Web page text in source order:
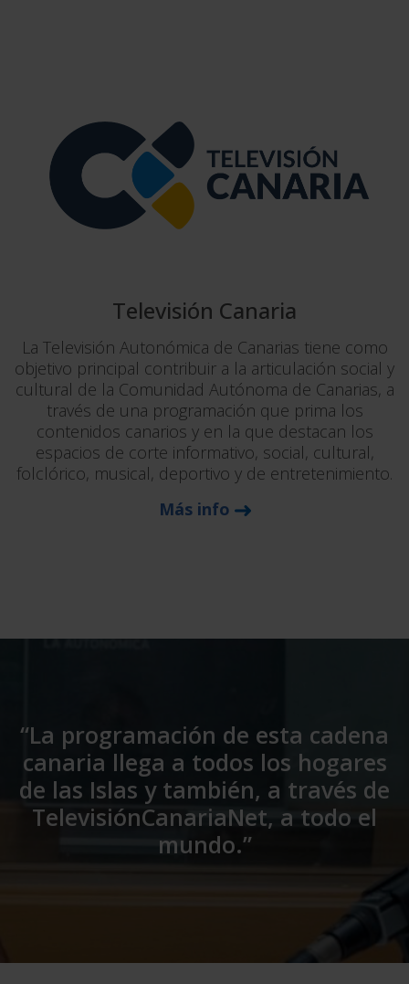
Televisión Canaria
La Televisión Autonómica de Canarias tiene como
objetivo principal contribuir a la articulación social y
cultural de la Comunidad Autónoma de Canarias, a
través de una programación que prima los
contenidos canarios y en la que destacan los
espacios de corte informativo, social, cultural,
folclórico, musical, deportivo y de entretenimiento.
Más info
“La programación de esta cadena
canaria llega a todos los hogares
de las Islas y también, a través de
TelevisiónCanariaNet, a todo el
mundo.”